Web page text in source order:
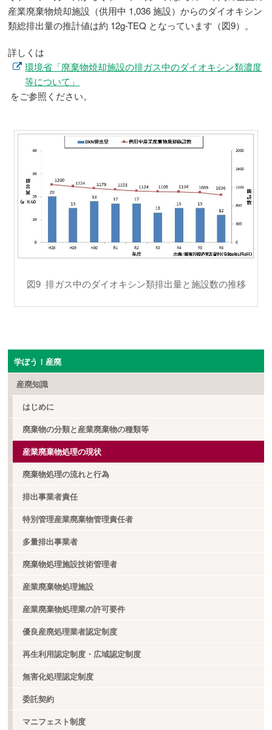
産業廃棄物焼却施設（供用中 1,036 施設）からのダイオキシン
類総排出量の推計値は約 12g-TEQ となっています（図9）。
詳しくは
環境省「廃棄物焼却施設の排ガス中のダイオキシン類濃度
等について」
をご参照ください。
図9 排ガス中のダイオキシン類排出量と施設数の推移
学ぼう！産廃
産廃知識
はじめに
廃棄物の分類と産業廃棄物の種類等
産業廃棄物処理の現状
廃棄物処理の流れと行為
排出事業者責任
特別管理産業廃棄物管理責任者
多量排出事業者
廃棄物処理施設技術管理者
産業廃棄物処理施設
産業廃棄物処理業の許可要件
優良産廃処理業者認定制度
再生利用認定制度・広域認定制度
無害化処理認定制度
委託契約
マニフェスト制度